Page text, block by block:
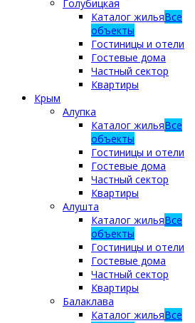
Голубицкая
Каталог жильяВсе
объекты
Гостиницы и отели
Гостевые дома
Частный сектор
Квартиры
Крым
Алупка
Каталог жильяВсе
объекты
Гостиницы и отели
Гостевые дома
Частный сектор
Квартиры
Алушта
Каталог жильяВсе
объекты
Гостиницы и отели
Гостевые дома
Частный сектор
Квартиры
Балаклава
Каталог жильяВсе